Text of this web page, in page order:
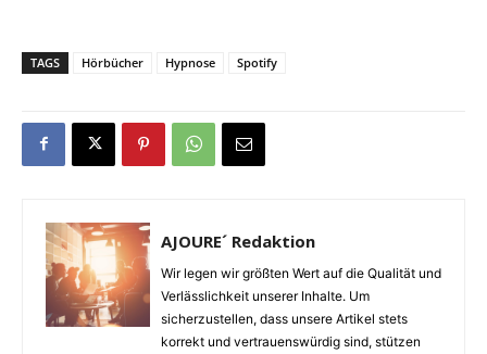
TAGS Hörbücher Hypnose Spotify
AJOURE´ Redaktion
Wir legen wir größten Wert auf die Qualität und
Verlässlichkeit unserer Inhalte. Um
sicherzustellen, dass unsere Artikel stets
korrekt und vertrauenswürdig sind, stützen